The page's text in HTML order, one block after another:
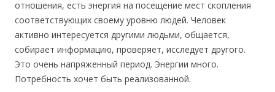
отношения, есть энергия на посещение мест скопления
соответствующих своему уровню людей. Человек
активно интересуется другими людьми, общается,
собирает информацию, проверяет, исследует другого.
Это очень напряженный период. Энергии много.
Потребность хочет быть реализованной.